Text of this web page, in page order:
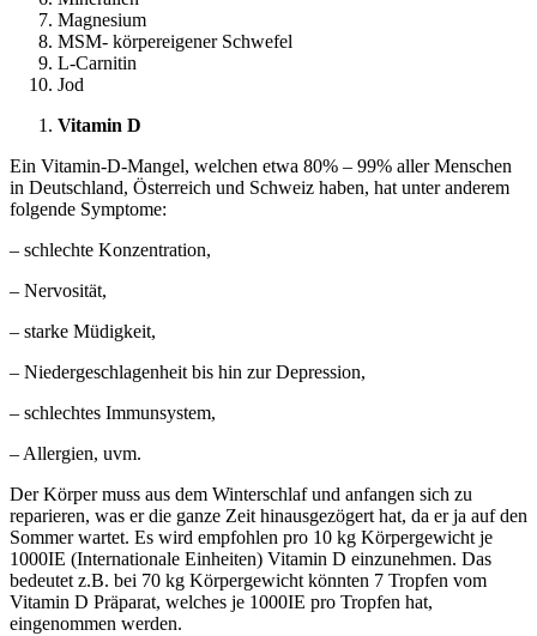
Magnesium
MSM- körpereigener Schwefel
L-Carnitin
Jod
Vitamin D
Ein Vitamin-D-Mangel, welchen etwa 80% – 99% aller Menschen
in Deutschland, Österreich und Schweiz haben, hat unter anderem
folgende Symptome:
– schlechte Konzentration,
– Nervosität,
– starke Müdigkeit,
– Niedergeschlagenheit bis hin zur Depression,
– schlechtes Immunsystem,
– Allergien, uvm.
Der Körper muss aus dem Winterschlaf und anfangen sich zu
reparieren, was er die ganze Zeit hinausgezögert hat, da er ja auf den
Sommer wartet. Es wird empfohlen pro 10 kg Körpergewicht je
1000IE (Internationale Einheiten) Vitamin D einzunehmen. Das
bedeutet z.B. bei 70 kg Körpergewicht könnten 7 Tropfen vom
Vitamin D Präparat, welches je 1000IE pro Tropfen hat,
eingenommen werden.